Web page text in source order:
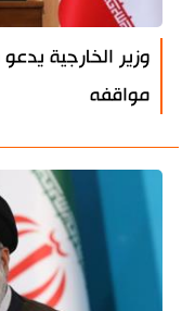
وزير الخارجية
مواقفه